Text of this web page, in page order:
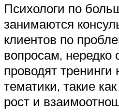
Психологи по
занимаются
клиентов по
вопросам, нередко
проводят
тематики, такие
рост и